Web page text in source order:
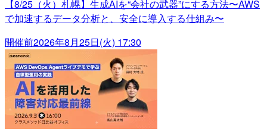
【8/25（火）札幌】生成AIを“会社の武器”にする方法〜AWS
で加速するデータ分析と、安全に導入する仕組み〜
開催前2026年8月25日(火) 17:30